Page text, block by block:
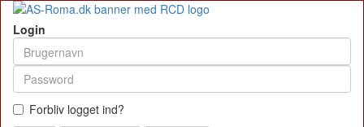
Login
Forbliv logget ind?